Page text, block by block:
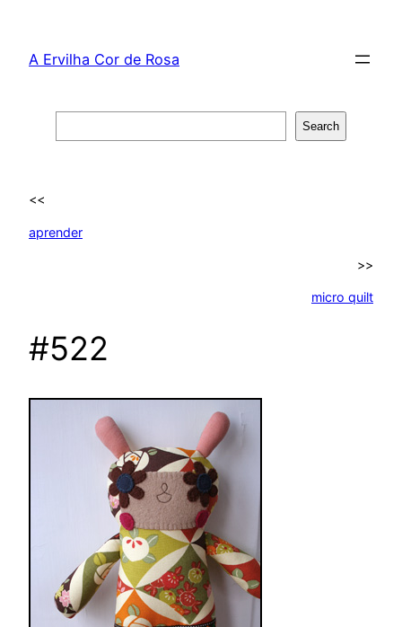
content
A Ervilha Cor de Rosa
Search
<<
aprender
>>
micro quilt
#522